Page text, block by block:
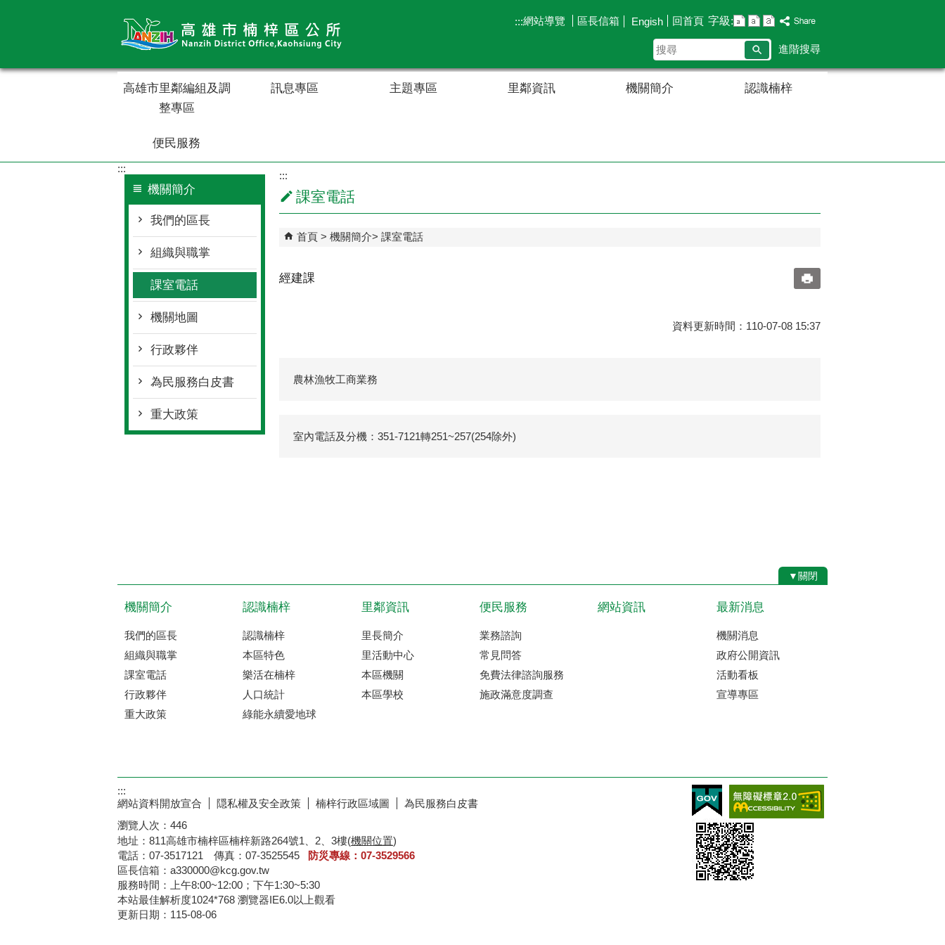
:::網站導覽 區長信箱 Engish 回首頁 字級:
搜
尋
進階搜尋
高雄市里鄰編組及調
整專區
訊息專區 主題專區 里鄰資訊 機關簡介 認識楠梓
便民服務
:::
機關簡介
我們的區長
組織與職掌
課室電話
機關地圖
行政夥伴
為民服務白皮書
重大政策
:::
課室電話
首頁 機關簡介 課室電話
經建課
資料更新時間：110-07-08 15:37
農林漁牧工商業務
室內電話及分機：351-7121轉251~257(254除外)
▼關閉
機關簡介
我們的區長
組織與職掌
課室電話
行政夥伴
重大政策
認識楠梓
認識楠梓
本區特色
樂活在楠梓
人口統計
綠能永續愛地球
里鄰資訊
里長簡介
里活動中心
本區機關
本區學校
便民服務
業務諮詢
常見問答
免費法律諮詢服務
施政滿意度調查
網站資訊 最新消息
機關消息
政府公開資訊
活動看板
宣導專區
:::
網站資料開放宣合
隠私權及安全政策 楠梓行政區域圖
為民服務白皮書
瀏覽人次： 446
地址：811高雄市楠梓區楠梓新路264號1、2、3樓(機關位置)
電話：07-3517121 傳真：07-3525545
防災專線：07-3529566
區長信箱：a330000@kcg.gov.tw
服務時間：上午8:00~12:00；下午1:30~5:30
本站最佳解析度1024*768 瀏覽器IE6.0以上觀看
更新日期： 115-08-06